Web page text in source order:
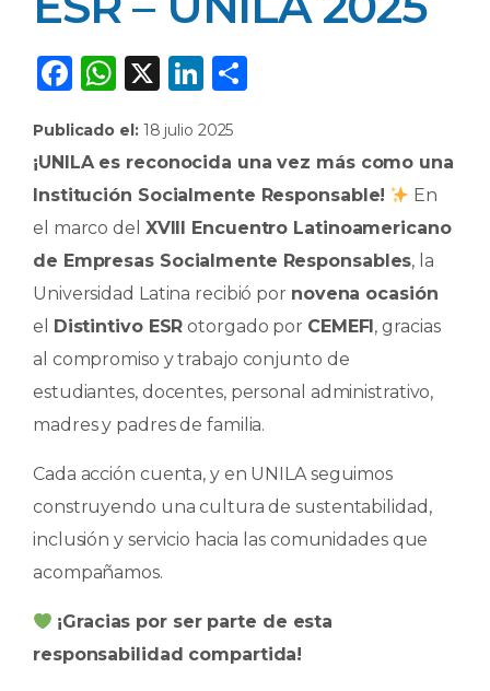
F
c
e
b
o
o
k
W
a
ts
A
p
p
X
Li
k
e
dI
n
p
ar
ti
r
Publicado el: 18 julio 2025
¡UNILA es reconocida una vez más como una
Institución Socialmente Responsable!
En
el marco del XVIII Encuentro Latinoamericano
de Empresas Socialmente Responsables, la
Universidad Latina recibió por novena ocasión
el Distintivo ESR otorgado por CEMEFI, gracias
al compromiso y trabajo conjunto de
estudiantes, docentes, personal administrativo,
madres y padres de familia.
Cada acción cuenta, y en UNILA seguimos
construyendo una cultura de sustentabilidad,
inclusión y servicio hacia las comunidades que
acompañamos.
¡Gracias por ser parte de esta
responsabilidad compartida!